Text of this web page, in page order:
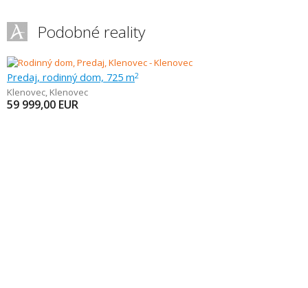
Podobné reality
Predaj, rodinný dom, 725 m2
Klenovec, Klenovec
59 999,00 EUR